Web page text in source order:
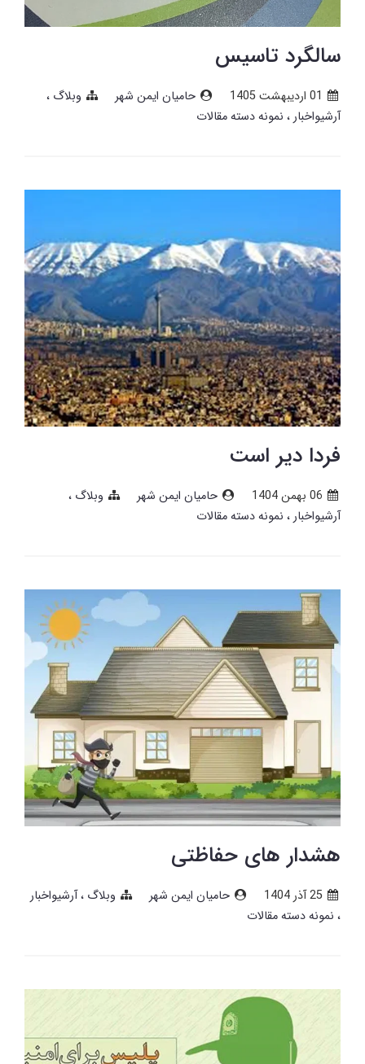
سالگرد تاسیس
01 ارديبهشت 1405 حامیان ایمن شهر
وبلاگ
آرشیواخبار نمونه دسته مقالات
فردا دیر است
06 بهمن 1404 حامیان ایمن شهر
وبلاگ
آرشیواخبار نمونه دسته مقالات
هشدار های حفاظتی
25 آذر 1404 حامیان ایمن شهر وبلاگ آرشیواخبار
نمونه دسته مقالات